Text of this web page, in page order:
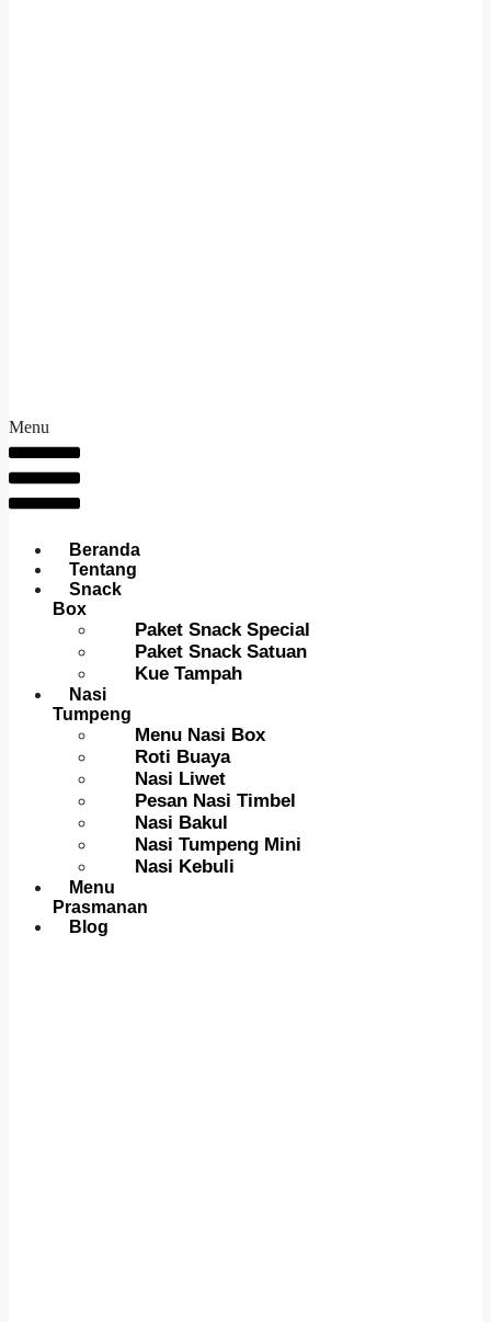
Menu
Beranda
Tentang
Snack
Box
Paket Snack Special
Paket Snack Satuan
Kue Tampah
Nasi
Tumpeng
Menu Nasi Box
Roti Buaya
Nasi Liwet
Pesan Nasi Timbel
Nasi Bakul
Nasi Tumpeng Mini
Nasi Kebuli
Menu
Prasmanan
Blog